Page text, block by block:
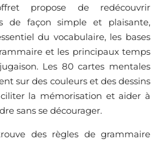
propose de redécouvrir
de façon simple et plaisante,
du vocabulaire, les bases
et les principaux temps
Les 80 cartes mentales
sur des couleurs et des dessins
la mémorisation et aider à
sans se décourager.
des règles de grammaire